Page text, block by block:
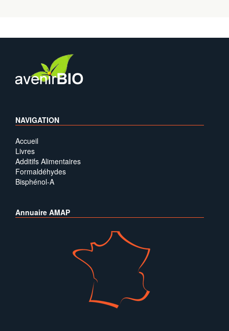
NAVIGATION
Accueil
Livres
Additifs Alimentaires
Formaldéhydes
Bisphénol-A
Annuaire AMAP